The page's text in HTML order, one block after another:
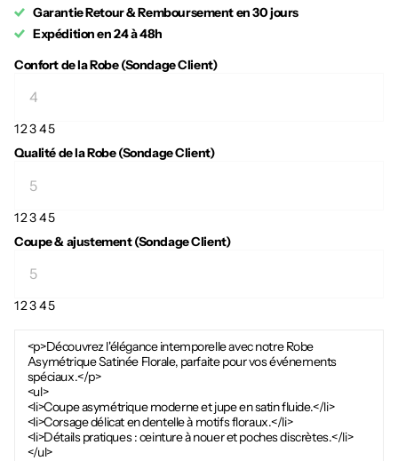
Garantie Retour & Remboursement en 30 jours
Expédition en 24 à 48h
Confort de la Robe (Sondage Client)
12345
Qualité de la Robe (Sondage Client)
12345
Coupe & ajustement (Sondage Client)
12345
<p>Découvrez l'élégance intemporelle avec notre Robe
Asymétrique Satinée Florale, parfaite pour vos événements
spéciaux.</p>
<ul>
<li>Coupe asymétrique moderne et jupe en satin fluide.</li>
<li>Corsage délicat en dentelle à motifs floraux.</li>
<li>Détails pratiques : ceinture à nouer et poches discrètes.</li>
</ul>